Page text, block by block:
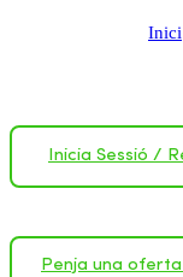
Inici
Inicia Sessió /
Penja una